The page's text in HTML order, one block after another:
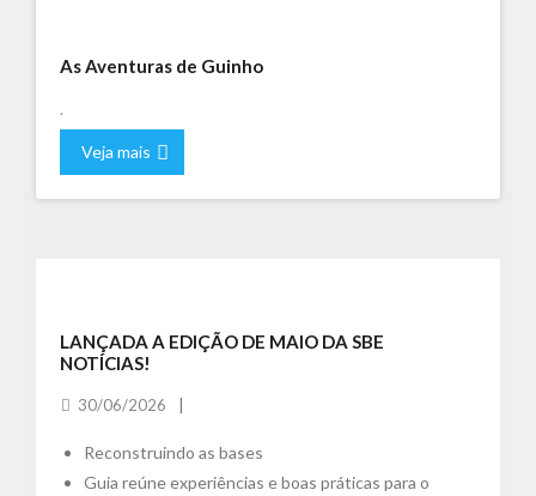
As Aventuras de Guinho
.
Veja mais
LANÇADA A EDIÇÃO DE MAIO DA SBE
NOTÍCIAS!
30/06/2026
Reconstruindo as bases
Guia reúne experiências e boas práticas para o